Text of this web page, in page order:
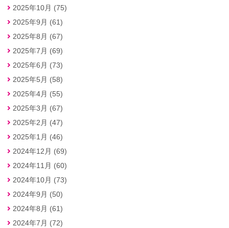
2025年10月 (75)
2025年9月 (61)
2025年8月 (67)
2025年7月 (69)
2025年6月 (73)
2025年5月 (58)
2025年4月 (55)
2025年3月 (67)
2025年2月 (47)
2025年1月 (46)
2024年12月 (69)
2024年11月 (60)
2024年10月 (73)
2024年9月 (50)
2024年8月 (61)
2024年7月 (72)